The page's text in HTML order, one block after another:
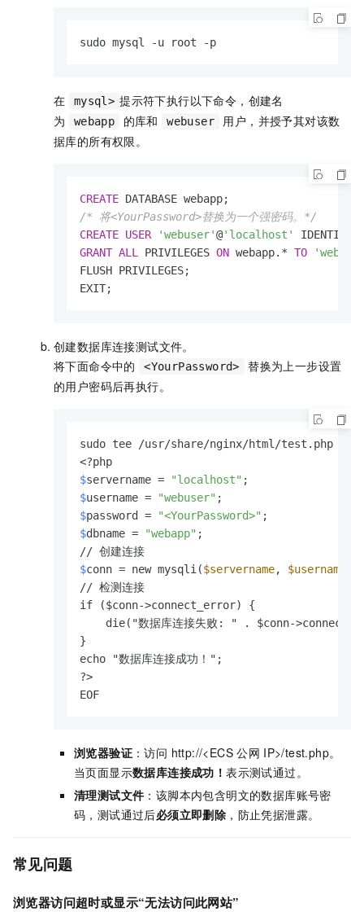
sudo mysql -u root -p
在 mysql> 提示符下执行以下命令，创建名
为
webapp 的库和 webuser
用户，并授予其对该数
据库的所有权限。
CREATE
/* 将<YourPassword>替换为一个强密码。*/
CREATE USER 'webuser'@'localhost'
GRANT ALL PRIVILEGES ON webapp. * TO
FLUSH PRIVILEGES;
EXIT;
创建数据库连接测试文件。
将下面命令中的
<YourPassword>
替换为上一步设置
的用户密码后再执行。
sudo tee /usr/share/nginx/html/test.php <<-
$servername = "localhost" ;
$username = "webuser" ;
$password = "<YourPassword>" ;
$dbname = "webapp" ;
$conn = new mysqli($servername, $username
// 检测连接
if ($conn->connect_error) {
die("数据库连接失败: " . $conn-
}
echo "数据库连接成功！";
?>
EOF
浏览器验证 ：访问 http://<ECS 公网 IP>/test.php。
当页面显示数据库连接成功！表示测试通过。
清理测试文件 ：该脚本内包含明文的数据库账号密
码，测试通过后必须立即删除 ，防止凭据泄露。
常见问题
浏览器访问超时或显示“无法访问此网站”